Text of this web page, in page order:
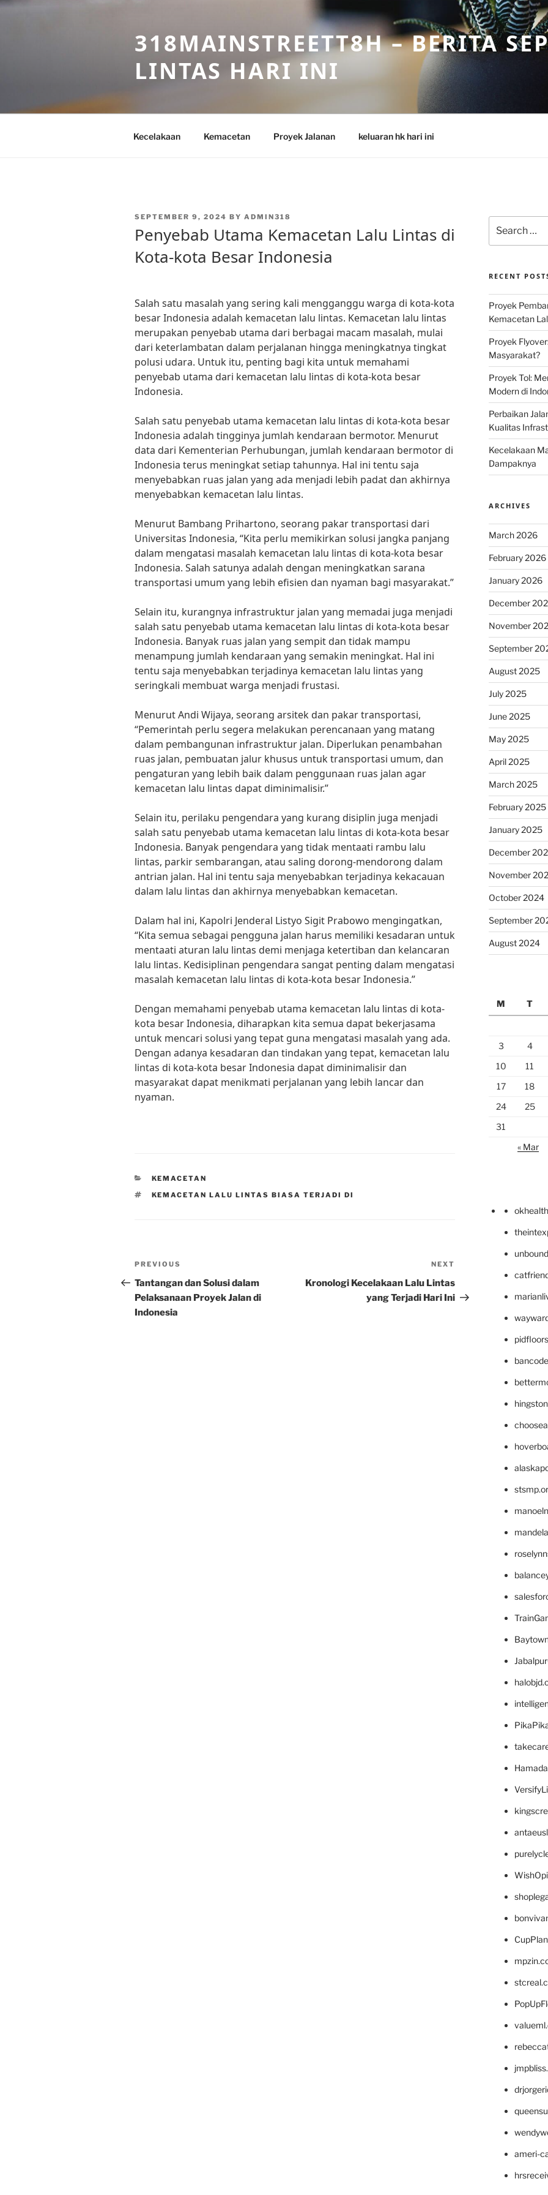
Skip
318MAINSTREETT8H – BERITA
LINTAS HARI INI
Kecelakaan Kemacetan Proyek Jalanan keluaran hk hari ini
POSTED
SEPTEMBER 9, 2024 BY ADMIN318
Penyebab Utama Kemacetan Lalu Lintas di
Kota-kota Besar Indonesia
Salah satu masalah yang sering kali mengganggu warga di kota-kota
besar Indonesia adalah kemacetan lalu lintas. Kemacetan lalu lintas
merupakan penyebab utama dari berbagai macam masalah, mulai
dari keterlambatan dalam perjalanan hingga meningkatnya tingkat
polusi udara. Untuk itu, penting bagi kita untuk memahami
penyebab utama dari kemacetan lalu lintas di kota-kota besar
Indonesia.
Salah satu penyebab utama kemacetan lalu lintas di kota-kota besar
Indonesia adalah tingginya jumlah kendaraan bermotor. Menurut
data dari Kementerian Perhubungan, jumlah kendaraan bermotor di
Indonesia terus meningkat setiap tahunnya. Hal ini tentu saja
menyebabkan ruas jalan yang ada menjadi lebih padat dan akhirnya
menyebabkan kemacetan lalu lintas.
Menurut Bambang Prihartono, seorang pakar transportasi dari
Universitas Indonesia, “Kita perlu memikirkan solusi jangka panjang
dalam mengatasi masalah kemacetan lalu lintas di kota-kota besar
Indonesia. Salah satunya adalah dengan meningkatkan sarana
transportasi umum yang lebih efisien dan nyaman bagi masyarakat.”
Selain itu, kurangnya infrastruktur jalan yang memadai juga menjadi
salah satu penyebab utama kemacetan lalu lintas di kota-kota besar
Indonesia. Banyak ruas jalan yang sempit dan tidak mampu
menampung jumlah kendaraan yang semakin meningkat. Hal ini
tentu saja menyebabkan terjadinya kemacetan lalu lintas yang
seringkali membuat warga menjadi frustasi.
Menurut Andi Wijaya, seorang arsitek dan pakar transportasi,
“Pemerintah perlu segera melakukan perencanaan yang matang
dalam pembangunan infrastruktur jalan. Diperlukan penambahan
ruas jalan, pembuatan jalur khusus untuk transportasi umum, dan
pengaturan yang lebih baik dalam penggunaan ruas jalan agar
kemacetan lalu lintas dapat diminimalisir.”
Selain itu, perilaku pengendara yang kurang disiplin juga menjadi
salah satu penyebab utama kemacetan lalu lintas di kota-kota besar
Indonesia. Banyak pengendara yang tidak mentaati rambu lalu
lintas, parkir sembarangan, atau saling dorong-mendorong dalam
antrian jalan. Hal ini tentu saja menyebabkan terjadinya kekacauan
dalam lalu lintas dan akhirnya menyebabkan kemacetan.
Dalam hal ini, Kapolri Jenderal Listyo Sigit Prabowo mengingatkan,
“Kita semua sebagai pengguna jalan harus memiliki kesadaran untuk
mentaati aturan lalu lintas demi menjaga ketertiban dan kelancaran
lalu lintas. Kedisiplinan pengendara sangat penting dalam mengatasi
masalah kemacetan lalu lintas di kota-kota besar Indonesia.”
Dengan memahami penyebab utama kemacetan lalu lintas di kota-
kota besar Indonesia, diharapkan kita semua dapat bekerjasama
untuk mencari solusi yang tepat guna mengatasi masalah yang ada.
Dengan adanya kesadaran dan tindakan yang tepat, kemacetan lalu
lintas di kota-kota besar Indonesia dapat diminimalisir dan
masyarakat dapat menikmati perjalanan yang lebih lancar dan
nyaman.
CATEGORIES
KEMACETAN
TAGS
KEMACETAN LALU LINTAS BIASA TERJADI DI
Post
navigation
Previous
Post
PREVIOUS
Tantangan dan Solusi dalam
Pelaksanaan Proyek Jalan di
Indonesia
Post
NEXT
Kronologi Kecelakaan Lalu Lintas
yang Terjadi Hari Ini
for:
RECENT
Proyek
Kemacetan
Proyek
Masyarakat?
Proyek Tol:
Modern di
Perbaikan
Kualitas
Kecelakaan
Dampaknya
ARCHIVES
March 2026
February 2026
January 2026
December
November
September
August 2025
July 2025
June 2025
May 2025
April 2025
March 2025
February 2025
January 2025
December
November
October 2024
September
August 2024
M
T
3
4
10
11
17
18
24
25
31
« Mar
ameri-